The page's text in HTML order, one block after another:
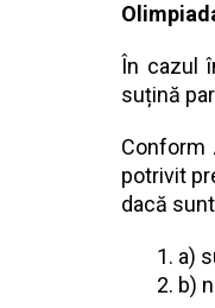
În cazul
suțină
Conform
potrivit
dacă
a)
b)